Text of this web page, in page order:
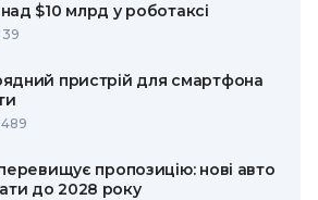
$10 млрд у роботаксі
39
пристрій для смартфона
пропозицію: нові авто
до 2028 року